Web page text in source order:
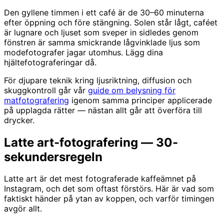
Den gyllene timmen i ett café är de 30–60 minuterna
efter öppning och före stängning. Solen står lågt, caféet
är lugnare och ljuset som sveper in sidledes genom
fönstren är samma smickrande lågvinklade ljus som
modefotografer jagar utomhus. Lägg dina
hjältefotograferingar då.
För djupare teknik kring ljusriktning, diffusion och
skuggkontroll går vår guide om belysning för
matfotografering igenom samma principer applicerade
på upplagda rätter — nästan allt går att överföra till
drycker.
Latte art-fotografering — 30-
sekundersregeln
Latte art är det mest fotograferade kaffeämnet på
Instagram, och det som oftast förstörs. Här är vad som
faktiskt händer på ytan av koppen, och varför timingen
avgör allt.